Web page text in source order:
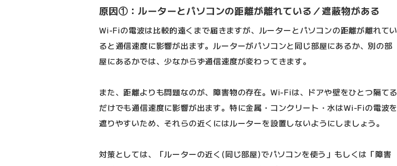
原因①：ルーターとパソコンの距離が離れている／遮蔽物がある
Wi-Fiの電波は比較的遠くまで届きますが、ルーターとパソコンの距離が離れてい
ると通信速度に影響が出ます。ルーターがパソコンと同じ部屋にあるか、別の部
屋にあるかでは、少なからず通信速度が変わってきます。
また、距離よりも問題なのが、障害物の存在。Wi-Fiは、ドアや壁をひとつ隔てる
だけでも通信速度に影響が出ます。特に金属・コンクリート・水はWi-Fiの電波を
遮りやすいため、それらの近くにはルーターを設置しないようにしましょう。
対策としては、「ルーターの近く(同じ部屋)でパソコンを使う」もしくは「障害